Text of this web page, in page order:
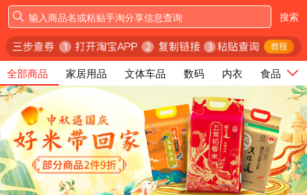
搜索
全部商品 家居用品 文体车品 数码 内衣 食品